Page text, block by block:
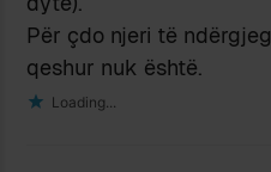
Për çdo njeri të
qeshur nuk është.
Loading...